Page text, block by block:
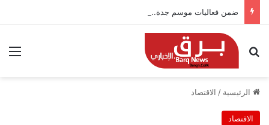
بحث عن
الرئيسية / الاقتصاد
الاقتصاد